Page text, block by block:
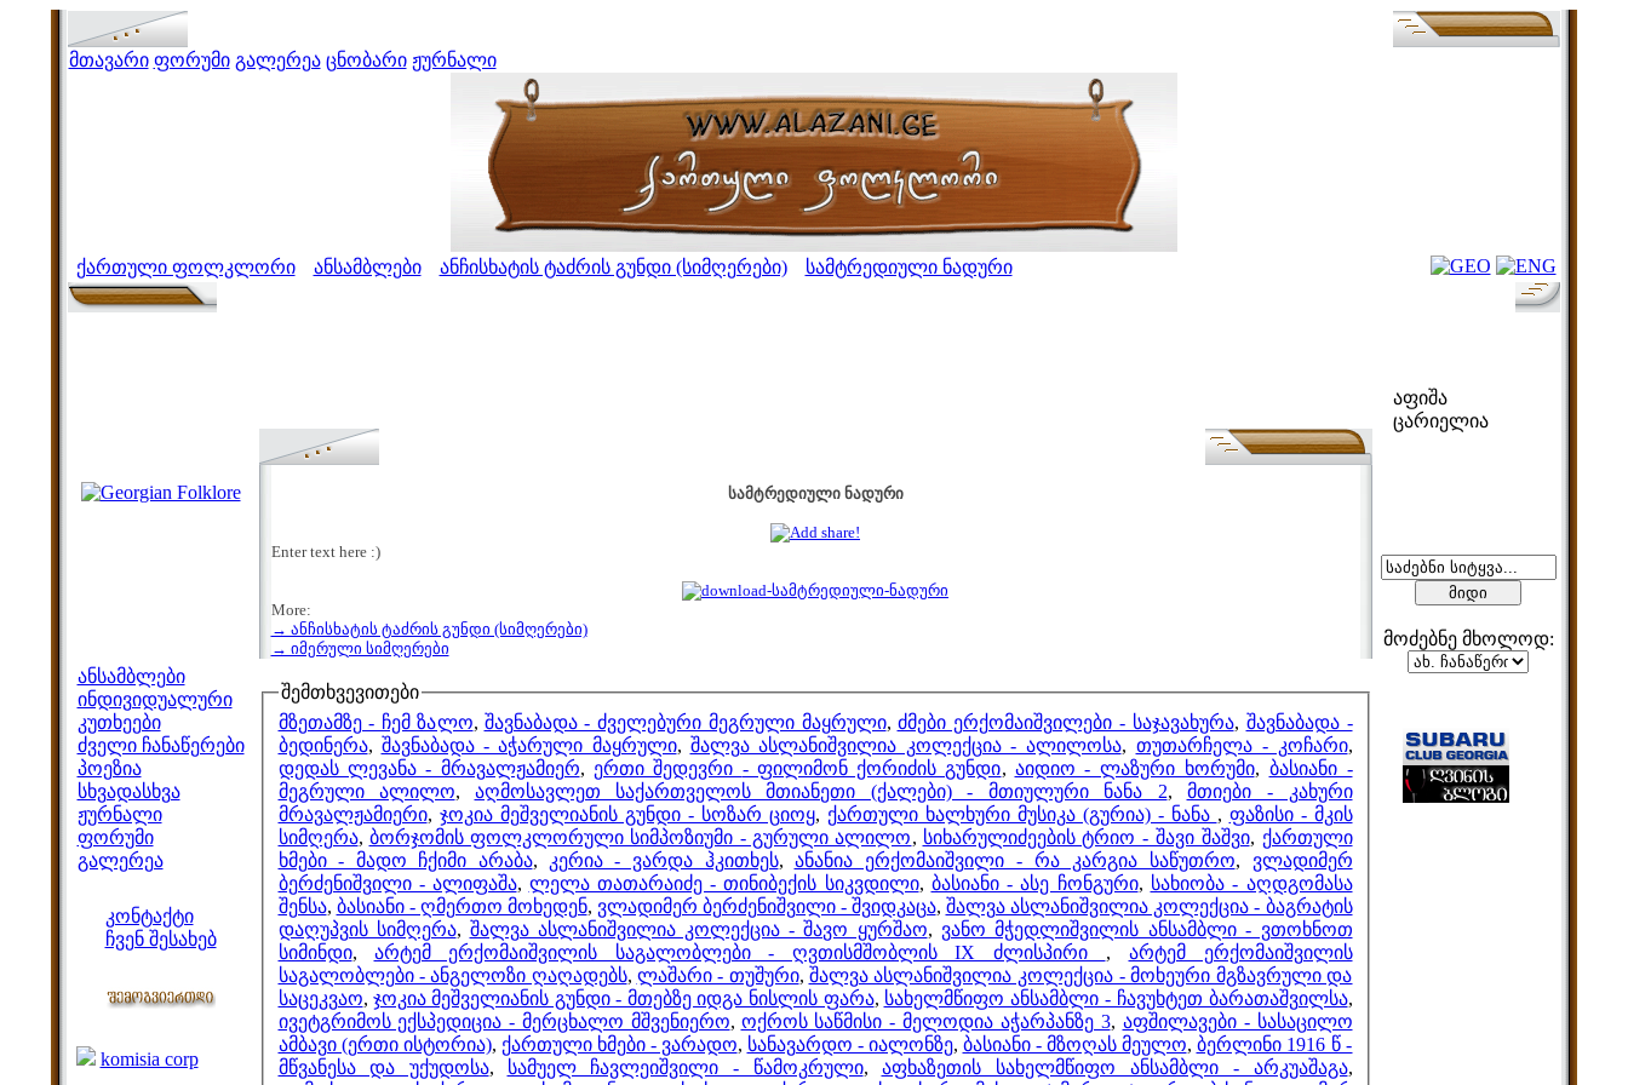
მთავარი ფორუმი გალერეა ცნობარი ჟურნალი
ქართული ფოლკლორი ანსამბლები ანჩისხატის ტაძრის გუნდი (სიმღერები) სამტრედიული ნადური
ანსამბლები
ინდივიდუალური
კუთხეები
ძველი ჩანაწერები
პოეზია
სხვადასხვა
ჟურნალი
ფორუმი
გალერეა
კონტაქტი
ჩვენ შესახებ
komisia corp
სამტრედიული ნადური
Enter text here :)
More:
→ ანჩისხატის ტაძრის გუნდი (სიმღერები)
→ იმერული სიმღერები
შემთხვევითები
მზეთამზე - ჩემ ზალო, შავნაბადა - ძველებური მეგრული მაყრული, ძმები ერქომაიშვილები - საჯავახურა, შავნაბადა -
ბედინერა, შავნაბადა - აჭარული მაყრული, შალვა ასლანიშვილია კოლექცია - ალილოსა, თუთარჩელა - კოჩარი,
დედას ლევანა - მრავალჟამიერ, ერთი შედევრი - ფილიმონ ქორიძის გუნდი, აიდიო - ლაზური ხორუმი, ბასიანი -
მეგრული ალილო, აღმოსავლეთ საქართველოს მთიანეთი (ქალები) - მთიულური ნანა 2, მთიები - კახური
მრავალჟამიერი, ჯოკია მეშველიანის გუნდი - სოზარ ციოყ, ქართული ხალხური მუსიკა (გურია) - ნანა , ფაზისი - მკის
სიმღერა, ბორჯომის ფოლკლორული სიმპოზიუმი - გურული ალილო, სიხარულიძეების ტრიო - შავი შაშვი, ქართული
ხმები - მადო ჩქიმი არაბა, კერია - ვარდა ჰკითხეს, ანანია ერქომაიშვილი - რა კარგია საწუთრო, ვლადიმერ
ბერძენიშვილი - ალიფაშა, ლელა თათარაიძე - თინიბექის სიკვდილი, ბასიანი - ასე ჩონგური, სახიობა - აღდგომასა
შენსა, ბასიანი - ღმერთო მოხედენ, ვლადიმერ ბერძენიშვილი - შვიდკაცა, შალვა ასლანიშვილია კოლექცია - ბაგრატის
დაღუპვის სიმღერა, შალვა ასლანიშვილია კოლექცია - შავო ყურშაო, ვანო მჭედლიშვილის ანსამბლი - ვთოხნოთ
სიმინდი, არტემ ერქომაიშვილის საგალობლები - ღვთისმშობლის IX ძლისპირი , არტემ ერქომაიშვილის
საგალობლები - ანგელოზი ღაღადებს, ლაშარი - თუშური, შალვა ასლანიშვილია კოლექცია - მოხეური მგზავრული და
საცეკვაო, ჯოკია მეშველიანის გუნდი - მთებზე იდგა ნისლის ფარა, სახელმწიფო ანსამბლი - ჩავუხტეთ ბარათაშვილსა,
ივეტგრიმოს ექსპედიცია - მერცხალო მშვენიერო, ოქროს საწმისი - მელოდია აჭარპანზე 3, აფშილავები - სასაცილო
ამბავი (ერთი ისტორია), ქართული ხმები - ვარადო, სანავარდო - იალონზე, ბასიანი - მზოღას მეულო, ბერლინი 1916 წ -
მწვანესა და უქუდოსა, სამუელ ჩავლეიშვილი - წამოკრული, აფხაზეთის სახელმწიფო ანსამბლი - არკუაშაგა,
აფიშა
ცარიელია
მოძებნე მხოლოდ: